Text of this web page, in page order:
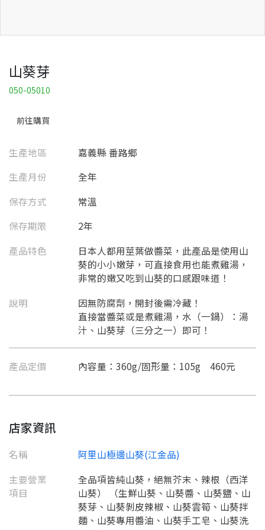
山葵芽
050-05010
前往購買
生產地區
嘉義縣 番路鄉
生產月份
全年
保存方式
常溫
保存期限
2年
產品特色
日本人都用莖葉做醬菜，此產品是使用山
葵的小小嫩芽，可直接食用也能煮雞湯，
非常的嫩又吃到山葵的口感跟味道！
說明
因無防腐劑，開封後需冷藏！
直接當醬菜或是煮雞湯，水（一鍋）：湯
汁、山葵芽（三分之一）即可！
產品定價 內容量：360g/固形量：105g 460元
店家資訊
名稱
阿里山極邊山葵(江金品)
主要營業
項目
全品項皆純山葵，絕無芥末、辣根（西洋
山葵） （生鮮山葵、山葵醬、山葵鹽、山
葵芽、山葵剝皮辣椒、山葵雲筍、山葵拌
麵、山葵專用醬油、山葵手工皂、山葵洗